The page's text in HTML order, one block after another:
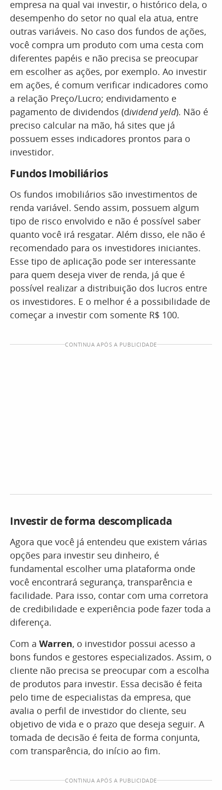
empresa na qual vai investir, o histórico dela, o
desempenho do setor no qual ela atua, entre
outras variáveis. No caso dos fundos de ações,
você compra um produto com uma cesta com
diferentes papéis e não precisa se preocupar
em escolher as ações, por exemplo. Ao investir
em ações, é comum verificar indicadores como
a relação Preço/Lucro; endividamento e
pagamento de dividendos (dividend yeld). Não é
preciso calcular na mão, há sites que já
possuem esses indicadores prontos para o
investidor.
Fundos Imobiliários
Os fundos imobiliários são investimentos de
renda variável. Sendo assim, possuem algum
tipo de risco envolvido e não é possível saber
quanto você irá resgatar. Além disso, ele não é
recomendado para os investidores iniciantes.
Esse tipo de aplicação pode ser interessante
para quem deseja viver de renda, já que é
possível realizar a distribuição dos lucros entre
os investidores. E o melhor é a possibilidade de
começar a investir com somente R$ 100.
CONTINUA APÓS A PUBLICIDADE
Investir de forma descomplicada
Agora que você já entendeu que existem várias
opções para investir seu dinheiro, é
fundamental escolher uma plataforma onde
você encontrará segurança, transparência e
facilidade. Para isso, contar com uma corretora
de credibilidade e experiência pode fazer toda a
diferença.
Com a Warren, o investidor possui acesso a
bons fundos e gestores especializados. Assim, o
cliente não precisa se preocupar com a escolha
de produtos para investir. Essa decisão é feita
pelo time de especialistas da empresa, que
avalia o perfil de investidor do cliente, seu
objetivo de vida e o prazo que deseja seguir. A
tomada de decisão é feita de forma conjunta,
com transparência, do início ao fim.
CONTINUA APÓS A PUBLICIDADE